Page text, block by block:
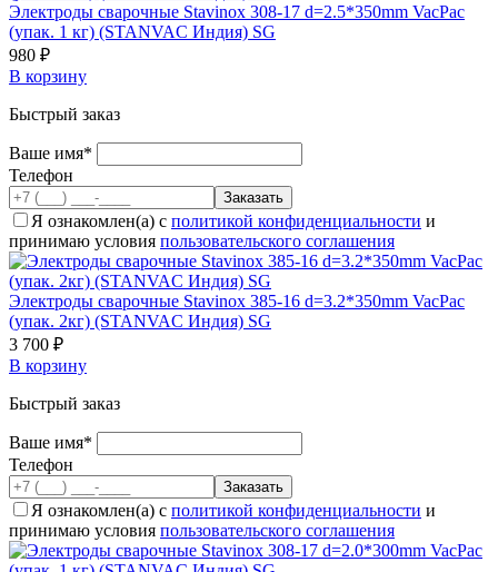
Электроды сварочные Stavinox 308-17 d=2.5*350mm VacPac
(упак. 1 кг) (STANVAC Индия) SG
980 ₽
В корзину
Быстрый заказ
Ваше имя*
Телефон
Я ознакомлен(а) с политикой конфиденциальности и
принимаю условия пользовательского соглашения
Электроды сварочные Stavinox 385-16 d=3.2*350mm VacPac
(упак. 2кг) (STANVAC Индия) SG
3 700 ₽
В корзину
Быстрый заказ
Ваше имя*
Телефон
Я ознакомлен(а) с политикой конфиденциальности и
принимаю условия пользовательского соглашения